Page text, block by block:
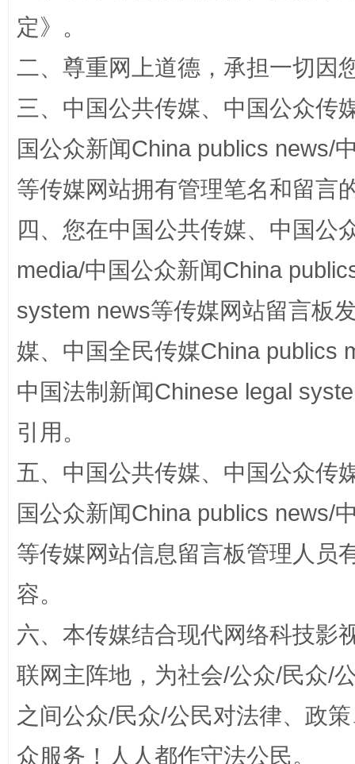
解纷+调解+退费，一次搞定
站台名比不上好声名
漫山遍野的桃花与雪山、麦地、白藏房
招工难、用工荒背后
定》。
二、尊重网上道德，承担一切因
三、中国公共传媒、中国公众传
国公众新闻China publics news/
等传媒网站拥有管理笔名和留言
四、您在中国公共传媒、中国公
media/中国公众新闻China
system news等传媒网站留言板
媒、中国全民传媒China publics
中国法制新闻Chinese legal
引用。
五、中国公共传媒、中国公众传
国公众新闻China publics news/
等传媒网站信息留言板管理人员
容。
六、本传媒结合现代网络科技影
联网主阵地，为社会/公众/民众/
之间公众/民众/公民对法律、政
众服务！人人都作守法公民。